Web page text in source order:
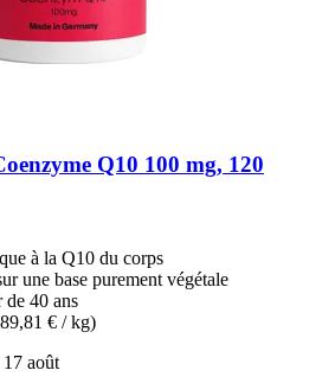
Q10 100 mg, 120
à la Q10 du corps
une base purement végétale
de 40 ans
€ / kg)
août